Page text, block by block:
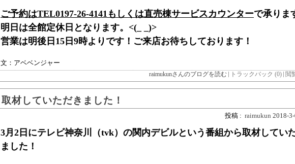
ご予約はTEL0197-26-4141もしくは直売棟サービスカウンターで承りま
明日は全館定休日となります。<(_ _)>
営業は明後日15日9時よりです！ご来店お待ちしております！
文：アベベンジャー
raimukunさんのブログを読む トラックバック (0) 閲
取材していただきました！
投稿 : raimukun 2018-
3月2日にテレビ神奈川（tvk）の関内デビルという番組から取材してい
ました！